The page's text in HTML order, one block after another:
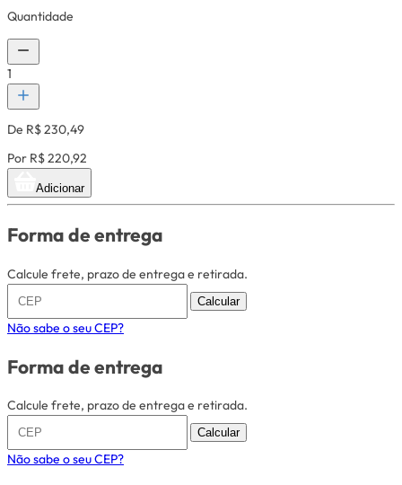
Quantidade
1
De R$ 230,49
Por R$ 220,92
Adicionar
Forma de entrega
Calcule frete, prazo de entrega e retirada.
Calcular
Não sabe o seu CEP?
Forma de entrega
Calcule frete, prazo de entrega e retirada.
Calcular
Não sabe o seu CEP?